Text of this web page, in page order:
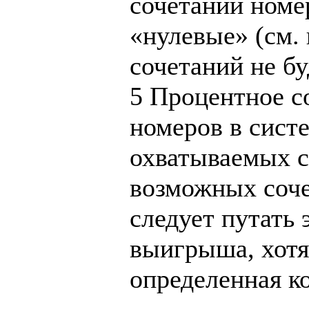
«нулевые»
сочетаний не
5 Процентное
номеров в
охватываемых
возможных
следует
выигрыша,
определенная